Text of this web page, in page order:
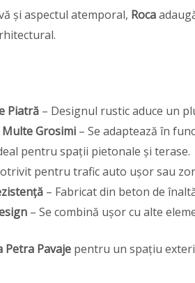
și aspectul atemporal, Roca
Piatră – Designul rustic aduce un
Grosimi – Se adaptează în
pentru spații pietonale și terase.
pentru trafic auto ușor sau
– Fabricat din beton de
– Se combină ușor cu alte
Petra Pavaje pentru un spațiu